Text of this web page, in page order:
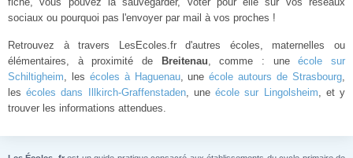
sociaux ou pourquoi pas l'envoyer par mail à vos proches !
Retrouvez à travers LesEcoles.fr d'autres écoles, maternelles ou
élémentaires, à proximité de
Breitenau, comme : uneécole sur
Schiltigheim, les écoles à Haguenau, uneécole autours de Strasbourg,
lesécoles dans Illkirch-Graffenstaden, uneécole sur Lingolsheim, et y
trouver les informations attendues.